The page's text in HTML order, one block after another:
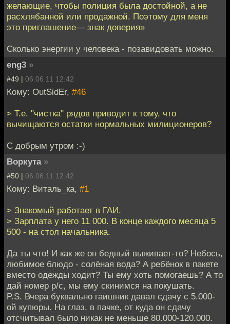
желающие, чтобы полиция была достойной, а не
расхлябанной или продажной. Поэтому для меня
это приглашение— знак доверия»
Сколько энергии у человека - позавидовать можно.
eng3 »
#49 | 06.06.11 12:42
Кому: OutSidEr, #46
> Т.е. "чистка" рядов приводит к тому, что
вычищаются остатки нормальных милиционеров?
С добрым утром :-)
Воркута »
#50 | 06.06.11 12:42
Кому: Виталь_ка, #1
> Знакомый работает в ГАИ.
> Зарплата у него 11 000. В конце каждого месяца 5
500 - на стол начальника.
Да ты что! И как же он бедный выживает-то? Небось,
любимое блюдо - солёная вода? А ребёнок в пакете
вместо одежды ходит? Ты ему хоть помогаешь? А то
дай номер р/с, мы ему скинимся на покушать.
P.S. Вчера буквально гаишник давал сдачу с 5.000-
ой купюры. На глаз, в пачке, от куда он сдачу
отсчитывал было никак не меньше 80.000-120.000.